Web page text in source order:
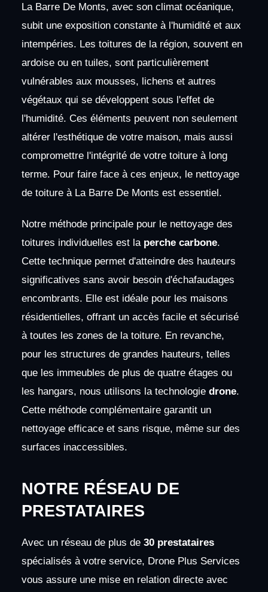
La Barre De Monts, avec son climat océanique,
subit une exposition constante à l'humidité et aux
intempéries. Les toitures de la région, souvent en
ardoise ou en tuiles, sont particulièrement
vulnérables aux mousses, lichens et autres
végétaux qui se développent sous l'effet de
l'humidité. Ces éléments peuvent non seulement
altérer l'esthétique de votre maison, mais aussi
compromettre l'intégrité de votre toiture à long
terme. Pour faire face à ces enjeux, le nettoyage
de toiture à La Barre De Monts est essentiel.
Notre méthode principale pour le nettoyage des
toitures individuelles est la perche carbone.
Cette technique permet d'atteindre des hauteurs
significatives sans avoir besoin d'échafaudages
encombrants. Elle est idéale pour les maisons
résidentielles, offrant un accès facile et sécurisé
à toutes les zones de la toiture. En revanche,
pour les structures de grandes hauteurs, telles
que les immeubles de plus de quatre étages ou
les hangars, nous utilisons la technologie drone.
Cette méthode complémentaire garantit un
nettoyage efficace et sans risque, même sur des
surfaces inaccessibles.
NOTRE RÉSEAU DE
PRESTATAIRES
Avec un réseau de plus de 30 prestataires
spécialisés à votre service, Drone Plus Services
vous assure une mise en relation directe avec